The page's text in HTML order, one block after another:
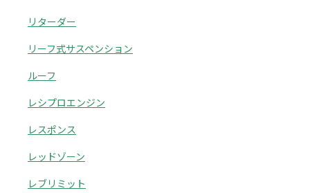
リターダー
リーフ式サスペンション
ルーフ
レシプロエンジン
レスポンス
レッドゾーン
レブリミット